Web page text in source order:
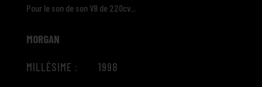
Pour le son de son V8 de 220cv...
MORGAN
MILLÉSIME : 1998